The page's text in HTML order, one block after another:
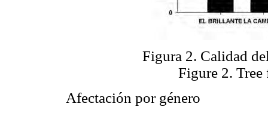
Figura 2. Calidad
Figure 2.
Afectación por género